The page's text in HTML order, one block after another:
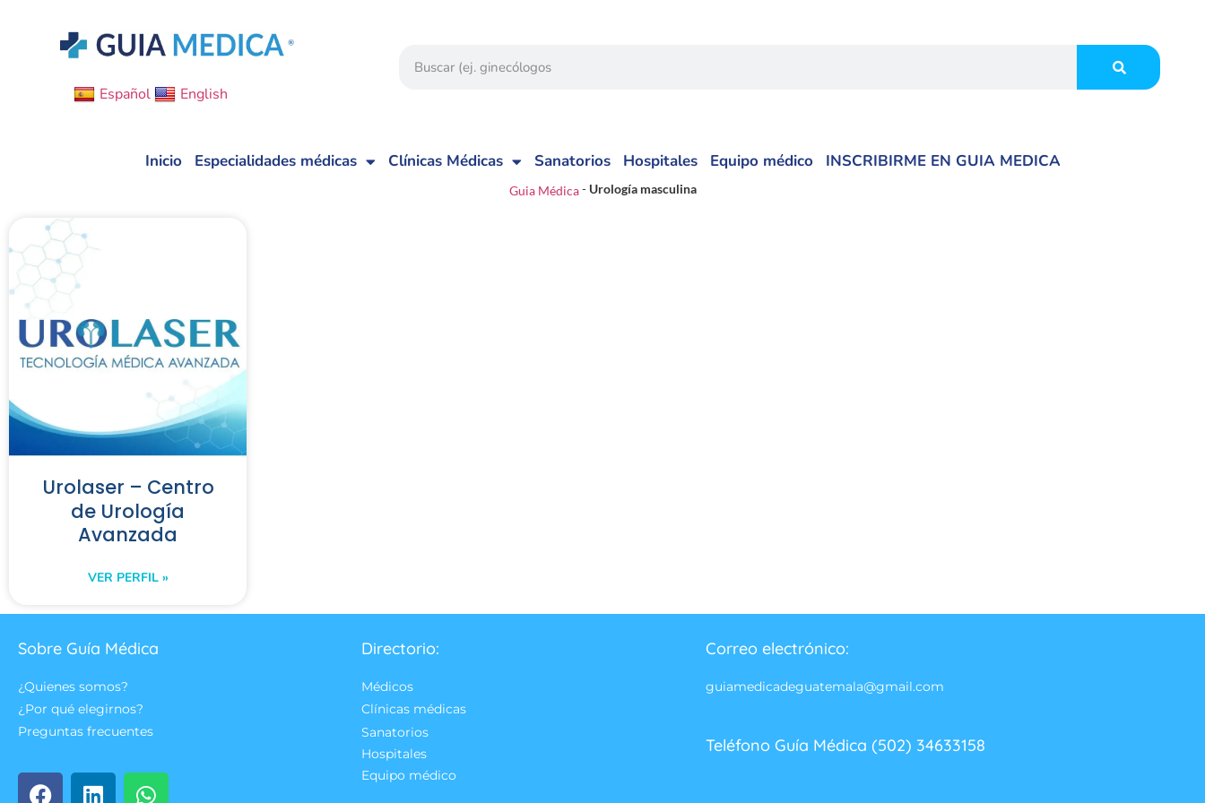
Español English
Inicio Especialidades médicas Clínicas Médicas Sanatorios Hospitales Equipo médico INSCRIBIRME EN GUIA MEDICA
Guia Médica- Urología masculina
Urolaser – Centro
de Urología
Avanzada
VER PERFIL »
Sobre Guía Médica
¿Quienes somos?
¿Por qué elegirnos?
Preguntas frecuentes
Directorio:
Médicos
Clínicas médicas
Sanatorios
Hospitales
Equipo médico
Correo electrónico:
guiamedicadeguatemala@gmail.com
Teléfono Guía Médica (502) 34633158